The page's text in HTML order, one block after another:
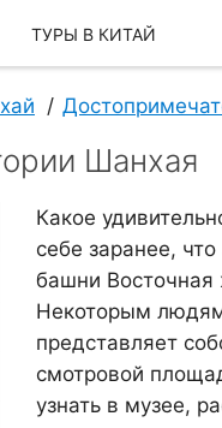
ТУРЫ В КИТАЙ
Наша
Шанхая
Какое
себе заранее,
башни Восточная
Некоторым
представляет
смотровой
узнать в музее,